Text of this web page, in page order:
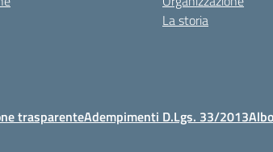
La storia
trasparenteAdempimenti D.Lgs. 33/2013